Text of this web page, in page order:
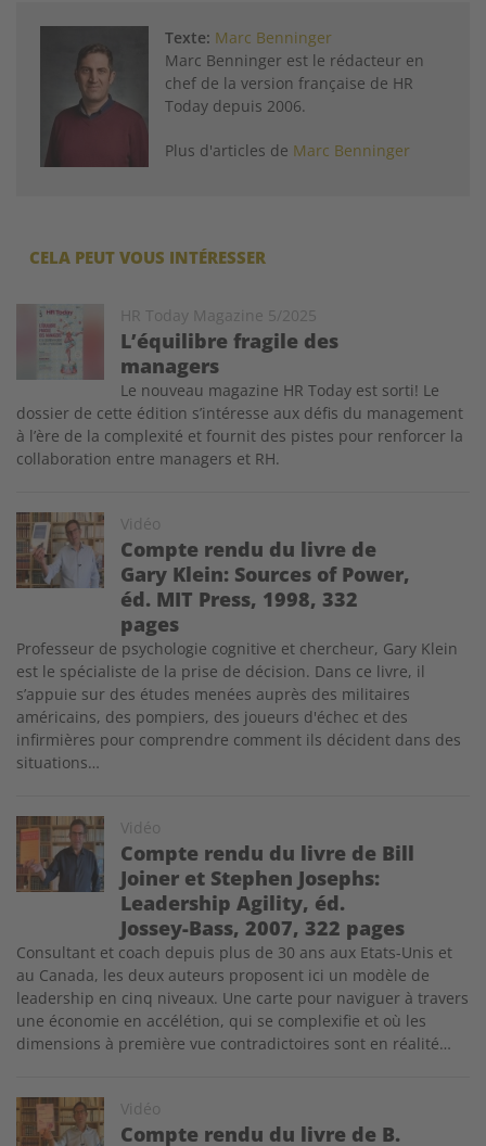
Texte: Marc Benninger
Marc Benninger est le rédacteur en
chef de la version française de HR
Today depuis 2006.
Plus d'articles de Marc Benninger
CELA PEUT VOUS INTÉRESSER
HR Today Magazine 5/2025
L’équilibre fragile des
managers
Image
Le nouveau magazine HR Today est sorti! Le
dossier de cette édition s’intéresse aux défis du management
à l’ère de la complexité et fournit des pistes pour renforcer la
collaboration entre managers et RH.
Vidéo
Compte rendu du livre de
Gary Klein: Sources of Power,
éd. MIT Press, 1998, 332
pages
Image
Professeur de psychologie cognitive et chercheur, Gary Klein
est le spécialiste de la prise de décision. Dans ce livre, il
s’appuie sur des études menées auprès des militaires
américains, des pompiers, des joueurs d'échec et des
infirmières pour comprendre comment ils décident dans des
situations…
Vidéo
Compte rendu du livre de Bill
Joiner et Stephen Josephs:
Leadership Agility, éd.
Jossey-Bass, 2007, 322 pages
Image
Consultant et coach depuis plus de 30 ans aux Etats-Unis et
au Canada, les deux auteurs proposent ici un modèle de
leadership en cinq niveaux. Une carte pour naviguer à travers
une économie en accélétion, qui se complexifie et où les
dimensions à première vue contradictoires sont en réalité…
Vidéo
Compte rendu du livre de B.
Image